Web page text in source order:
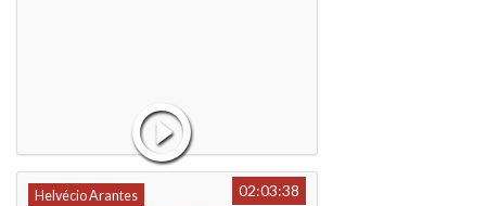
Helvécio Arantes
02:03:38